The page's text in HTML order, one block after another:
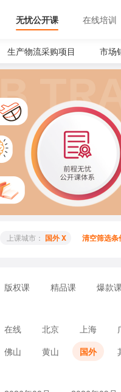
无忧公开课 在线培训
生产物流采购项目 市场
上课城市： 国外 X 清空筛选条
版权课 精品课 爆款
在线 北京 上海
佛山 黄山 国外